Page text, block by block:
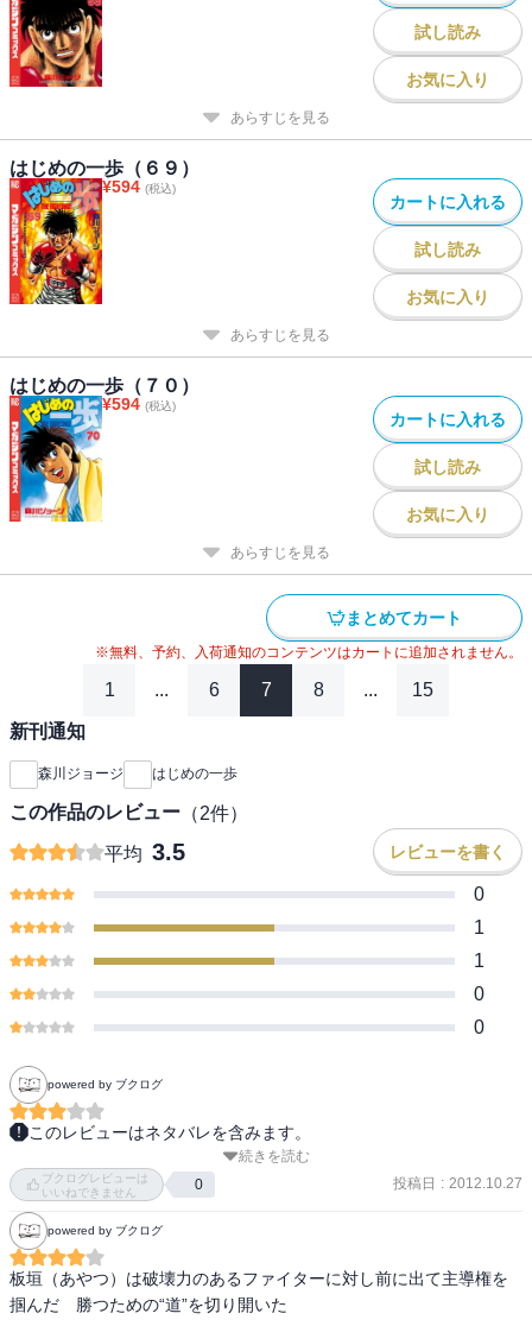
試し読み
お気に入り
あらすじを見る
はじめの一歩（６９）
¥594 (税込)
カートに入れる
試し読み
お気に入り
あらすじを見る
はじめの一歩（７０）
¥594 (税込)
カートに入れる
試し読み
お気に入り
あらすじを見る
まとめてカート
※無料、予約、入荷通知のコンテンツはカートに追加されません。
1 ... 6 7 8 ... 15
新刊通知
森川ジョージ はじめの一歩
この作品のレビュー （2件）
平均 3.5 レビューを書く
0
1
1
0
0
powered by ブクログ
このレビューはネタバレを含みます。
前フリも十分に、板垣ＶＳ今井戦開幕！
現時点では絶好調の板垣。
しかしいつかは捕まってしまうわけで…
その不安が頭にまとわりつきながら見る試合もそれはそれでツライ
ですｗ
続きを読む
ブクログレビューは
いいねできません
0 投稿日 : 2012.10.27
powered by ブクログ
板垣（あやつ）は破壊力のあるファイターに対し前に出て主導権を
掴んだ　勝つための“道”を切り開いた